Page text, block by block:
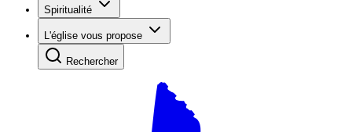
Spiritualité
L'église vous propose
Rechercher